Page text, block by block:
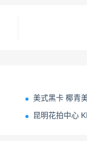
美式黑卡 椰青美式 元气
昆明花拍中心